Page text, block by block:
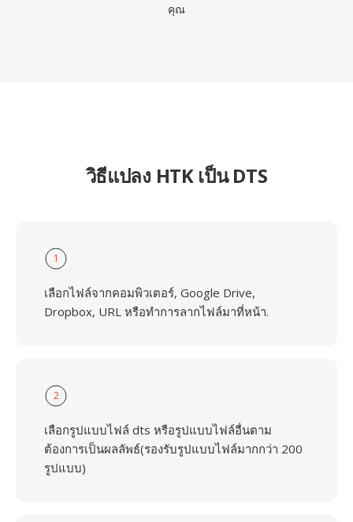
คุณ
วิธีแปลง HTK เป็น DTS
1
เลือกไฟล์จากคอมพิวเตอร์, Google Drive,
Dropbox, URL หรือทำการลากไฟล์มาที่หน้า.
2
เลือกรูปแบบไฟล์ dts หรือรูปแบบไฟล์อื่นตาม
ต้องการเป็นผลลัพธ์(รองรับรูปแบบไฟล์มากกว่า 200
รูปแบบ)